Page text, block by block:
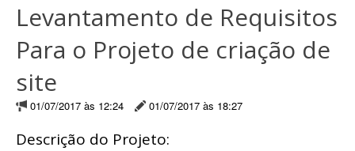
Levantamento de Requisitos
Para o Projeto de criação de
site
01/07/2017 às 12:24 01/07/2017 às 18:27
Descrição do Projeto: